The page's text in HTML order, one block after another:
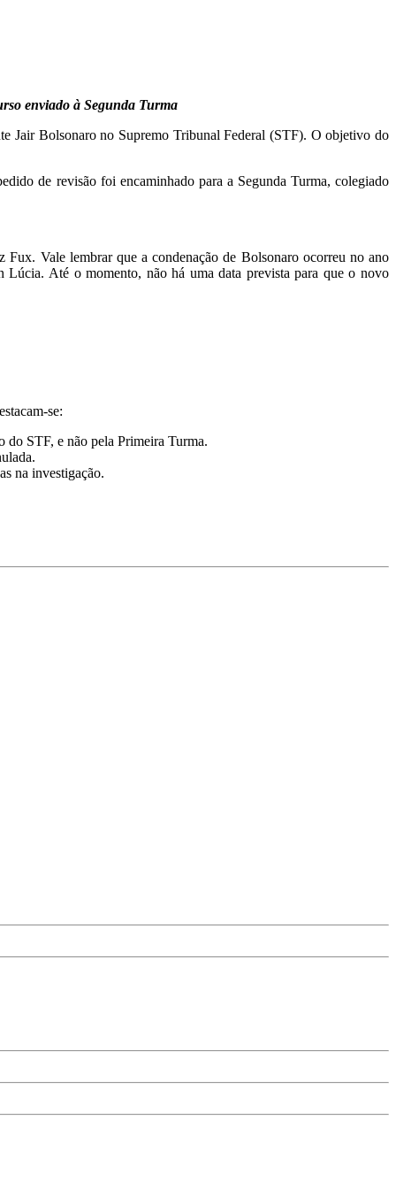
enviado à Segunda Turma
Jair Bolsonaro no Supremo Tribunal Federal (STF). O objetivo do
de revisão foi encaminhado para a Segunda Turma, colegiado
Vale lembrar que a condenação de Bolsonaro ocorreu no ano
Até o momento, não há uma data prevista para que o novo
se:
do STF, e não pela Primeira Turma.
na investigação.